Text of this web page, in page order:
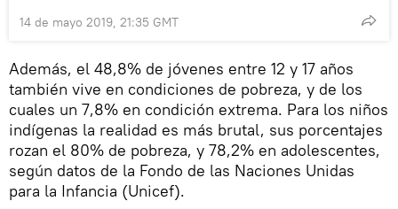
14 de mayo 2019, 21:35 GMT
Además, el 48,8% de jóvenes entre 12 y 17 años
también vive en condiciones de pobreza, y de los
cuales un 7,8% en condición extrema. Para los niños
indígenas la realidad es más brutal, sus porcentajes
rozan el 80% de pobreza, y 78,2% en adolescentes,
según datos de la Fondo de las Naciones Unidas
para la Infancia (Unicef).